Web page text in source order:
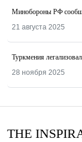
Минобороны РФ
21 августа 2025
Туркмения
28 ноября 2025
THE